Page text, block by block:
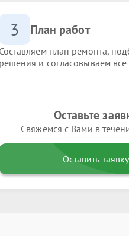
3 План работ
Составляем план ремонта,
решения и согласовываем все
Оставьте
Свяжемся с Вами в
Оставить заявку